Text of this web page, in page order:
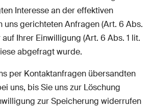
Interesse an der effektiven
uns gerichteten Anfragen (Art. 6 Abs.
auf Ihrer Einwilligung (Art. 6 Abs. 1 lit.
abgefragt wurde.
per Kontaktanfragen übersandten
uns, bis Sie uns zur Löschung
zur Speicherung widerrufen